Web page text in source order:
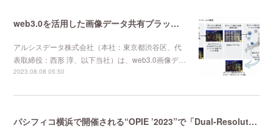
web3.0を活用した画像データ共有プラットフォーム開発プロジェクト「ノードX」クラウドファンディングを開始しました
アルシスデータ株式会社（本社：東京都渋谷区、代
表取締役：西形 淳、以下当社）は、web3.0画像デ…
2023.08.08 05:50
パシフィコ横浜で開催される“OPIE ’2023”で「Dual-Resolution」を発表いたします。